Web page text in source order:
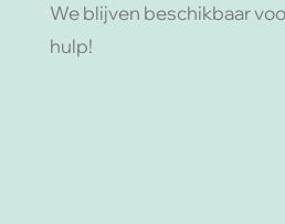
We blijven beschikbaar
hulp!